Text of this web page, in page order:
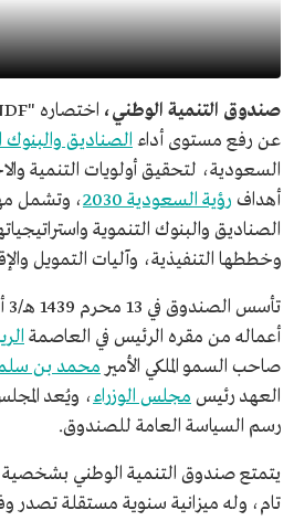
صندوق التنمية الوطني،
عن رفع مستوى أداء الصناديق والبنوك
السعودية، لتحقيق أولويات التنمية
أهداف رؤية السعودية 2030
، وتشمل
الصناديق والبنوك التنموية
وخططها التنفيذية، وآليات التمويل
أعماله من مقره الرئيس في العاصمة
صاحب السمو الملكي الأمير محمد بن
العهد رئيس مجلس الوزراء، ويُعد
رسم السياسة العامة للصندوق.
يتمتع صندوق التنمية الوطني بشخصية
تام، وله ميزانية سنوية مستقلة تصدر